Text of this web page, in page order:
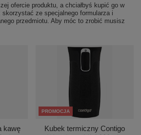
ofercie produktu, a chciałbyś kupić go w
ze specjalnego formularza i
przedmiotu. Aby móc to zrobić musisz
kawę
PROMOCJA
Kubek termiczny Contigo